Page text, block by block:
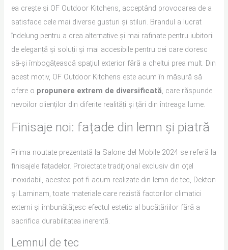
ea crește și OF Outdoor Kitchens, acceptând provocarea de a
satisface cele mai diverse gusturi și stiluri. Brandul a lucrat
îndelung pentru a crea alternative și mai rafinate pentru iubitorii
de eleganță și soluții și mai accesibile pentru cei care doresc
să-și îmbogățească spațiul exterior fără a cheltui prea mult. Din
acest motiv, OF Outdoor Kitchens este acum în măsură să
ofere o propunere extrem de diversificată, care răspunde
nevoilor clienților din diferite realități și țări din întreaga lume.
Finisaje noi: fațade din lemn și piatră
Prima noutate prezentată la Salone del Mobile 2024 se referă la
finisajele fațadelor. Proiectate tradițional exclusiv din oțel
inoxidabil, acestea pot fi acum realizate din lemn de tec, Dekton
și Laminam, toate materiale care rezistă factorilor climatici
externi și îmbunătățesc efectul estetic al bucătăriilor fără a
sacrifica durabilitatea inerentă.
Lemnul de tec